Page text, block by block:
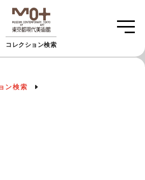
コレクション検索
ン検索